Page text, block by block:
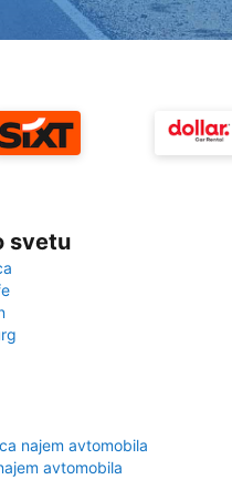
svetu
najem avtomobila
avtomobila